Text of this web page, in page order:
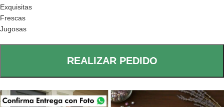
Exquisitas
Frescas
Jugosas
REALIZAR PEDIDO